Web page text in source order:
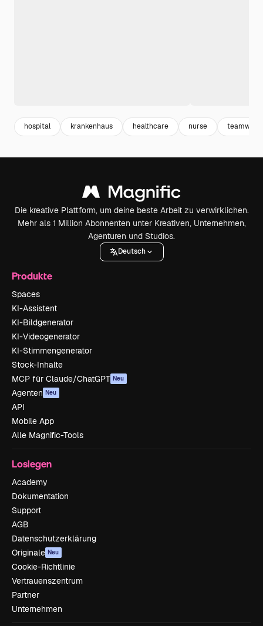
hospital krankenhaus healthcare nurse teamwork
Die kreative Plattform, um deine beste Arbeit zu verwirklichen.
Mehr als 1 Million Abonnenten unter Kreativen, Unternehmen,
Agenturen und Studios.
Deutsch
Produkte
Spaces
KI-Assistent
KI-Bildgenerator
KI-Videogenerator
KI-Stimmengenerator
Stock-Inhalte
MCP für Claude/ChatGPT Neu
Agenten Neu
API
Mobile App
Alle Magnific-Tools
Loslegen
Academy
Dokumentation
Support
AGB
Datenschutzerklärung
Originale Neu
Cookie-Richtlinie
Vertrauenszentrum
Partner
Unternehmen